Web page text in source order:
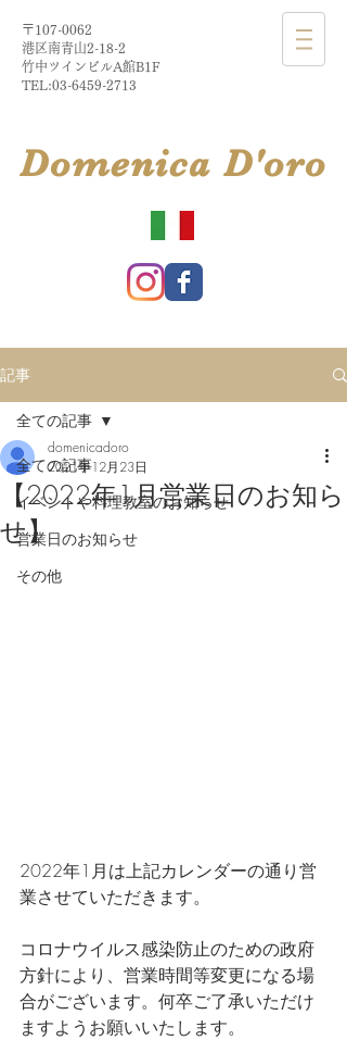
〒107-0062
港区南青山2-18-2​
​竹中ツインビルA館B1F
TEL:03-6459-2713
​DomenicaD'oro
記事
全ての記事
イベントや料理教室のお知らせ
営業日のお知らせ
その他
全ての記事
【2022年1月営業日のお知ら
せ】
domenicadoro
2021年12月23日
2022年1月は上記カレンダーの通り営
業させていただきます。
コロナウイルス感染防止のための政府
方針により、営業時間等変更になる場
合がございます。何卒ご了承いただけ
ますようお願いいたします。